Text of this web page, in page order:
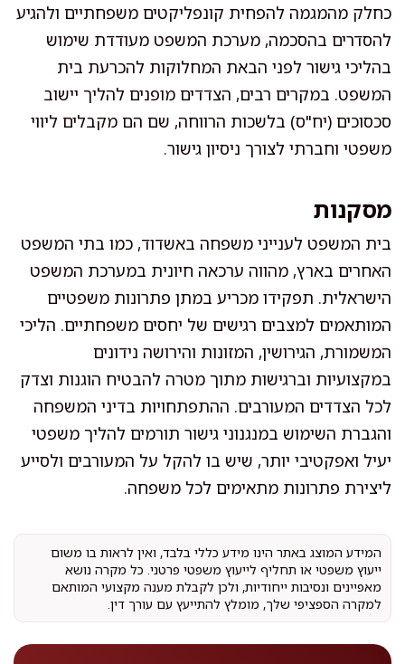
כחלק מהמגמה להפחית קונפליקטים משפחתיים ולהגיע
להסדרים בהסכמה, מערכת המשפט מעודדת שימוש
בהליכי גישור לפני הבאת המחלוקות להכרעת בית
המשפט. במקרים רבים, הצדדים מופנים להליך יישוב
סכסוכים (יח"ס) בלשכות הרווחה, שם הם מקבלים ליווי
משפטי וחברתי לצורך ניסיון גישור.
מסקנות
בית המשפט לענייני משפחה באשדוד, כמו בתי המשפט
האחרים בארץ, מהווה ערכאה חיונית במערכת המשפט
הישראלית. תפקידו מכריע במתן פתרונות משפטיים
המותאמים למצבים רגישים של יחסים משפחתיים. הליכי
המשמורת, הגירושין, המזונות והירושה נידונים
במקצועיות וברגישות מתוך מטרה להבטיח הוגנות וצדק
לכל הצדדים המעורבים. ההתפתחויות בדיני המשפחה
והגברת השימוש במנגנוני גישור תורמים להליך משפטי
יעיל ואפקטיבי יותר, שיש בו להקל על המעורבים ולסייע
ליצירת פתרונות מתאימים לכל משפחה.
המידע המוצג באתר הינו מידע כללי בלבד, ואין לראות בו משום
ייעוץ משפטי או תחליף לייעוץ משפטי פרטני. כל מקרה נושא
מאפיינים ונסיבות ייחודיות, ולכן לקבלת מענה מקצועי המותאם
למקרה הספציפי שלך, מומלץ להתייעץ עם עורך דין.